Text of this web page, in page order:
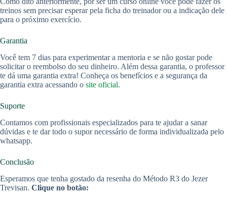
treinos sem precisar esperar pela ficha do treinador ou a indicação dele
para o próximo exercício.
Garantia
Você tem 7 dias para experimentar a mentoria e se não gostar pode
solicitar o reembolso do seu dinheiro. Além dessa garantia, o professor
te dá uma garantia extra! Conheça os benefícios e a segurança da
garantia extra acessando o site oficial.
Suporte
Contamos com profissionais especializados para te ajudar a sanar
dúvidas e te dar todo o supor necessário de forma individualizada pelo
whatsapp.
Conclusão
Esperamos que tenha gostado da resenha do Método R3 do Jezer
Trevisan. Clique no botão: